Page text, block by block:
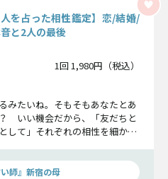
人を占った相性鑑定】恋/結婚/
と2人の最後
1回 1,980円（税込）
みたいね。そもそもあなたとあ
いい機会だから、「友だちと
して」それぞれの相性を細かい
い師』新宿の母